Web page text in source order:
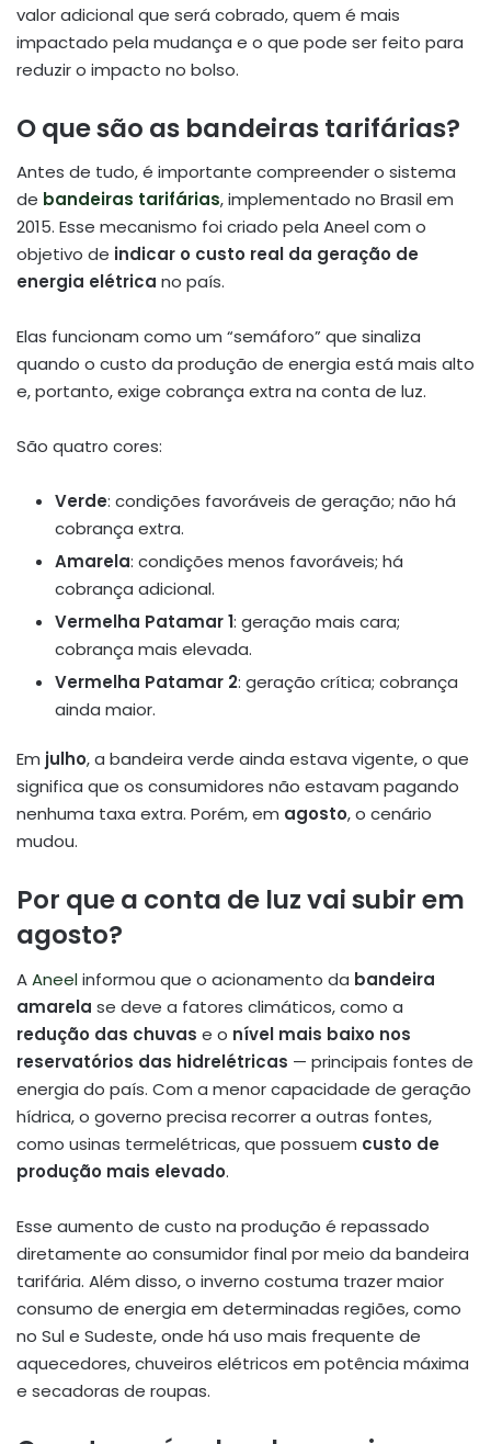
valor adicional que será cobrado, quem é mais
impactado pela mudança e o que pode ser feito para
reduzir o impacto no bolso.
O que são as bandeiras tarifárias?
Antes de tudo, é importante compreender o sistema
de bandeiras tarifárias, implementado no Brasil em
2015. Esse mecanismo foi criado pela Aneel com o
objetivo de indicar o custo real da geração de
energia elétrica no país.
Elas funcionam como um “semáforo” que sinaliza
quando o custo da produção de energia está mais alto
e, portanto, exige cobrança extra na conta de luz.
São quatro cores:
Verde: condições favoráveis de geração; não há
cobrança extra.
Amarela: condições menos favoráveis; há
cobrança adicional.
Vermelha Patamar 1: geração mais cara;
cobrança mais elevada.
Vermelha Patamar 2: geração crítica; cobrança
ainda maior.
Em julho, a bandeira verde ainda estava vigente, o que
significa que os consumidores não estavam pagando
nenhuma taxa extra. Porém, em agosto, o cenário
mudou.
Por que a conta de luz vai subir em
agosto?
AAneelinformou que o acionamento da bandeira
amarela se deve a fatores climáticos, como a
redução das chuvas e o nível mais baixo nos
reservatórios das hidrelétricas — principais fontes de
energia do país. Com a menor capacidade de geração
hídrica, o governo precisa recorrer a outras fontes,
como usinas termelétricas, que possuem custo de
produção mais elevado.
Esse aumento de custo na produção é repassado
diretamente ao consumidor final por meio da bandeira
tarifária. Além disso, o inverno costuma trazer maior
consumo de energia em determinadas regiões, como
no Sul e Sudeste, onde há uso mais frequente de
aquecedores, chuveiros elétricos em potência máxima
e secadoras de roupas.